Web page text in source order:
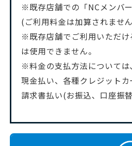
※既存店舗での「NCメンバ
(ご利用料金は加算されませ
※既存店舗でご利用いただけ
は使用できません。
※料金の支払方法については
現金払い、各種クレジット
請求書払い(お振込、口座振